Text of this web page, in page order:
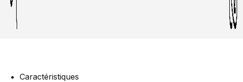
Caractéristiques